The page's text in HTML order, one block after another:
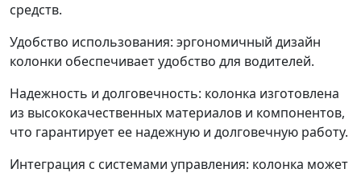
средств.
Удобство использования: эргономичный дизайн
колонки обеспечивает удобство для водителей.
Надежность и долговечность: колонка изготовлена
из высококачественных материалов и компонентов,
что гарантирует ее надежную и долговечную работу.
Интеграция с системами управления: колонка может